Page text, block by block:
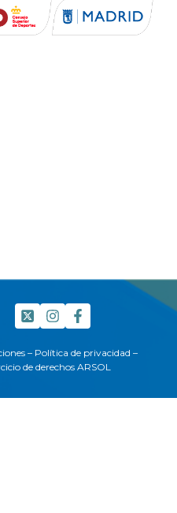
– Política de privacidad –
de derechos ARSOL